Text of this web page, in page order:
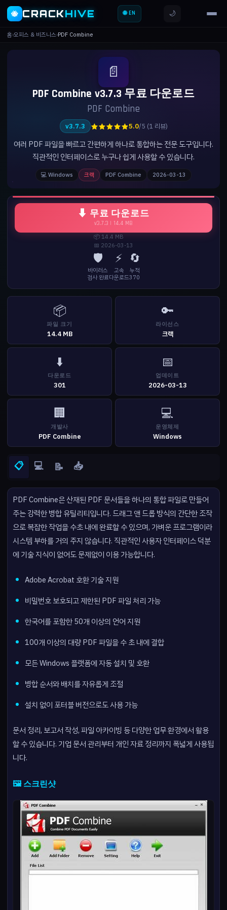
🐝 CRACKHIVE 🌐 EN 🌙
홈›오피스 & 비즈니스›PDF Combine
📄
PDF Combine v3.7.3 무료 다운로드
PDF Combine
v3.7.3 ★★★★★5.0/5 (1 리뷰)
여러 PDF 파일을 빠르고 간편하게 하나로 통합하는 전문 도구입니다.
직관적인 인터페이스로 누구나 쉽게 사용할 수 있습니다.
💻 Windows 크랙 PDF Combine 2026-03-13
⬇ 무료 다운로드
v3.7.3 | 14.4 MB
📦 14.4 MB
📅 2026-03-13
🛡️
바이러스
검사 완료
⚡
고속
다운로드
🔄
누적
370
📦
파일 크기
14.4 MB
🔑
라이선스
크랙
⬇️
다운로드
301
📅
업데이트
2026-03-13
🏢
개발사
PDF Combine
💻
운영체제
Windows
📋 💻 📝 📥
PDF Combine은 산재된 PDF 문서들을 하나의 통합 파일로 만들어
주는 강력한 병합 유틸리티입니다. 드래그 앤 드롭 방식의 간단한 조작
으로 복잡한 작업을 수초 내에 완료할 수 있으며, 가벼운 프로그램이라
시스템 부하를 거의 주지 않습니다. 직관적인 사용자 인터페이스 덕분
에 기술 지식이 없어도 문제없이 이용 가능합니다.
Adobe Acrobat 호환 기술 지원
비밀번호 보호되고 제한된 PDF 파일 처리 가능
한국어를 포함한 50개 이상의 언어 지원
100개 이상의 대량 PDF 파일을 수 초 내에 결합
모든 Windows 플랫폼에 자동 설치 및 호환
병합 순서와 배치를 자유롭게 조절
설치 없이 포터블 버전으로도 사용 가능
문서 정리, 보고서 작성, 파일 아카이빙 등 다양한 업무 환경에서 활용
할 수 있습니다. 기업 문서 관리부터 개인 자료 정리까지 폭넓게 사용됩
니다.
🖼️ 스크린샷